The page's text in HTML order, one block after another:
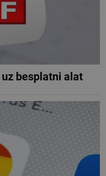
besplatni alat